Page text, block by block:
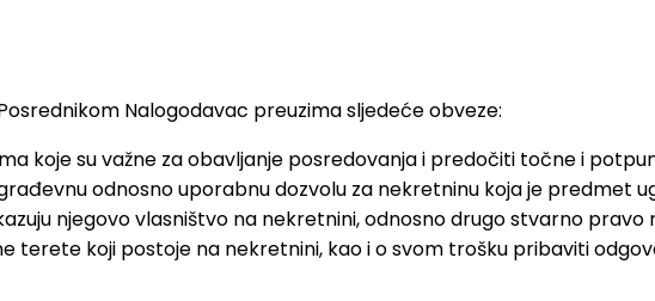
Nalogodavac preuzima sljedeće obveze:
koje su važne za obavljanje posredovanja i predočiti točne i
odnosno uporabnu dozvolu za nekretninu koja je predmet
njegovo vlasništvo na nekretnini, odnosno drugo stvarno
terete koji postoje na nekretnini, kao i o svom trošku pribaviti